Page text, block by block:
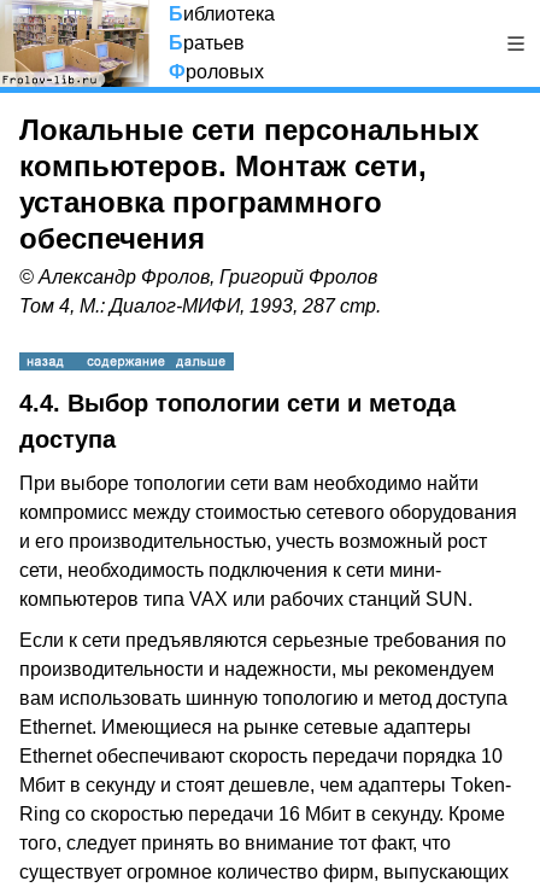
Библиотека
Братьев
Фроловых
Локальные сети персональных
компьютеров. Монтаж сети,
установка программного
обеспечения
© Александр Фролов, Григорий Фролов
Том 4, М.: Диалог-МИФИ, 1993, 287 стр.
4.4. Выбор топологии сети и метода
доступа
При выборе топологии сети вам необходимо найти
компромисс между стоимостью сетевого оборудования
и его производительностью, учесть возможный рост
сети, необходимость подключения к сети мини-
компьютеров типа VAX или рабочих станций SUN.
Если к сети предъявляются серьезные требования по
производительности и надежности, мы рекомендуем
вам использовать шинную топологию и метод доступа
Ethernet. Имеющиеся на рынке сетевые адаптеры
Ethernet обеспечивают скорость передачи порядка 10
Мбит в секунду и стоят дешевле, чем адаптеры Tоken-
Ring со скоростью передачи 16 Мбит в секунду. Кроме
того, следует принять во внимание тот факт, что
существует огромное количество фирм, выпускающих